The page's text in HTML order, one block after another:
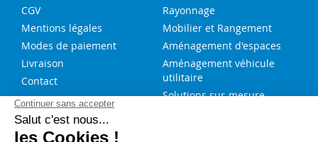
CGV
Mentions légales
Modes de paiement
Livraison
Contact
Rayonnage
Mobilier et Rangement
Aménagement d'espaces
Aménagement véhicule
utilitaire
Solutions sur-mesure
NOS SERVICES